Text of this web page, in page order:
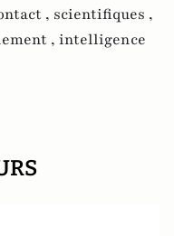
, scientifiques ,
, intelligence